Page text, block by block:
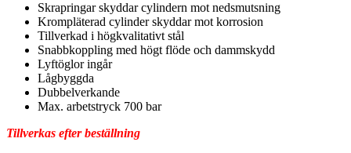
Skrapringar skyddar cylindern mot nedsmutsning
Krompläterad cylinder skyddar mot korrosion
Tillverkad i högkvalitativt stål
Snabbkoppling med högt flöde och dammskydd
Lyftöglor ingår
Lågbyggda
Dubbelverkande
Max. arbetstryck 700 bar
Tillverkas efter beställning